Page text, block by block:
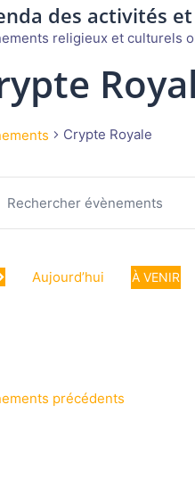
des activités
religieux et culturels
Crypte Royale
Aujourd’hui À VENIR
précédents